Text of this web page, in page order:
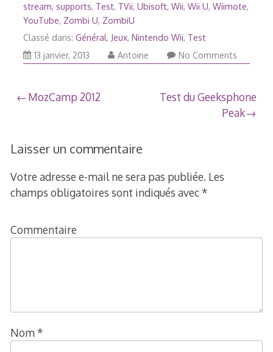
stream, supports, Test, TVii, Ubisoft, Wii, Wii U, Wiimote,
YouTube, Zombi U, ZombiU
Classé dans: Général, Jeux, Nintendo Wii, Test
13 janvier, 201330
Antoine No Comments
Navigation
l’article
MozCamp 2012
Test du Geeksphone
Peak
Laisser un commentaire
Votre adresse e-mail ne sera pas publiée. Les
champs obligatoires sont indiqués avec *
Commentaire
Nom *